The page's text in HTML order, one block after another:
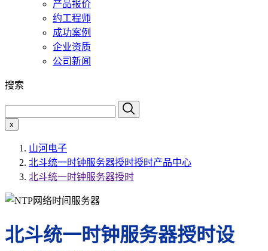
产品报价
约工程师
成功案例
企业资质
公司新闻
搜索
x
山河电子
北斗统一时钟服务器授时授时产品中心
北斗统一时钟服务器授时
北斗统一时钟服务器授时设